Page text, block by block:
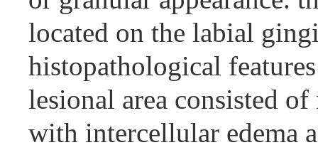
located on the labial
histopathological
lesional area consisted
with intercellular edema